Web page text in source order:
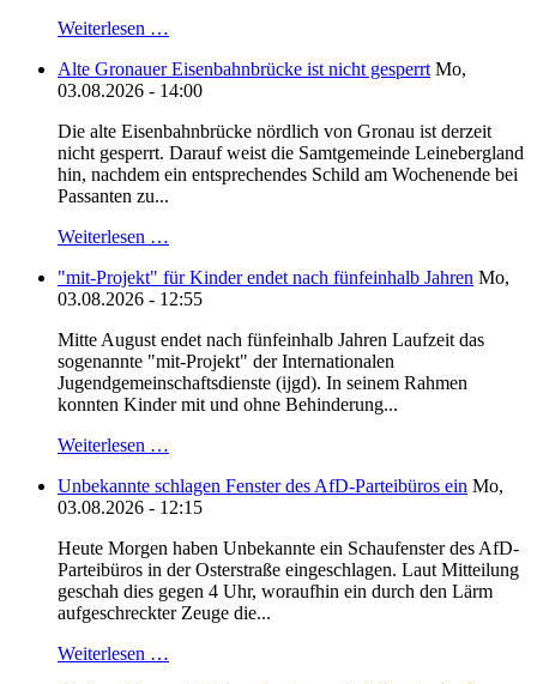
Weiterlesen …
Alte Gronauer Eisenbahnbrücke ist nicht gesperrt Mo,
03.08.2026 - 14:00
Die alte Eisenbahnbrücke nördlich von Gronau ist derzeit
nicht gesperrt. Darauf weist die Samtgemeinde Leinebergland
hin, nachdem ein entsprechendes Schild am Wochenende bei
Passanten zu...
Weiterlesen …
"mit-Projekt" für Kinder endet nach fünfeinhalb Jahren Mo,
03.08.2026 - 12:55
Mitte August endet nach fünfeinhalb Jahren Laufzeit das
sogenannte "mit-Projekt" der Internationalen
Jugendgemeinschaftsdienste (ijgd). In seinem Rahmen
konnten Kinder mit und ohne Behinderung...
Weiterlesen …
Unbekannte schlagen Fenster des AfD-Parteibüros ein Mo,
03.08.2026 - 12:15
Heute Morgen haben Unbekannte ein Schaufenster des AfD-
Parteibüros in der Osterstraße eingeschlagen. Laut Mitteilung
geschah dies gegen 4 Uhr, woraufhin ein durch den Lärm
aufgeschreckter Zeuge die...
Weiterlesen …